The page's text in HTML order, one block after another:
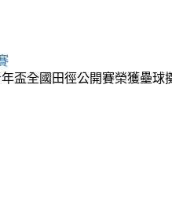
盃全國田徑公開賽榮獲壘